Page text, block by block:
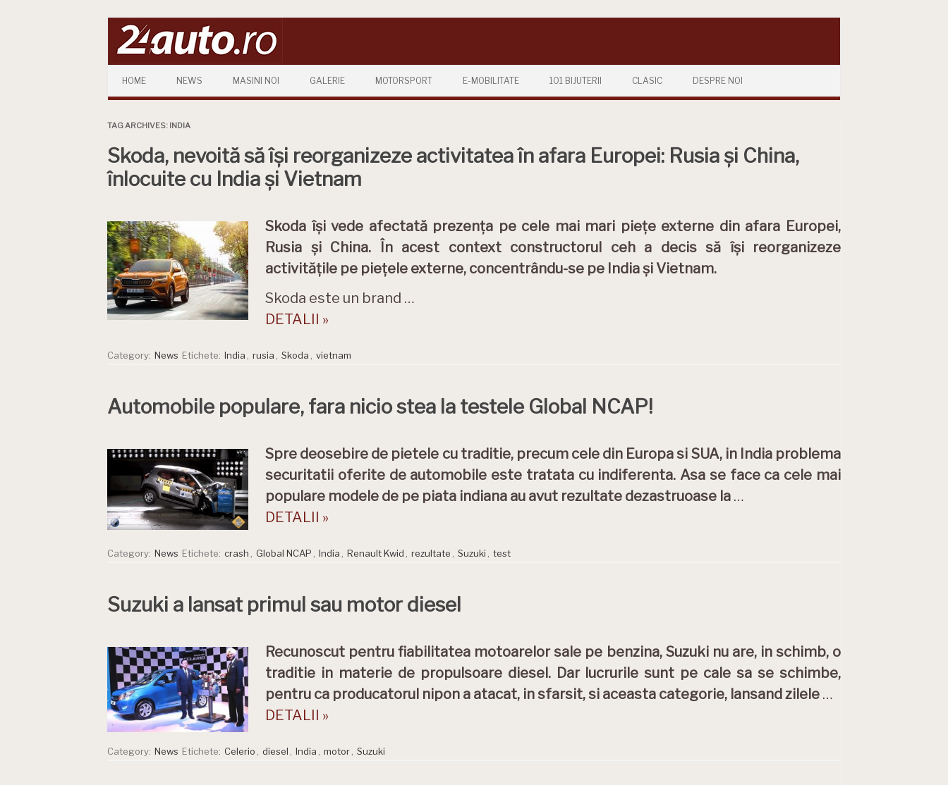
HOME NEWS MASINI NOI GALERIE MOTORSPORT E-MOBILITATE 101 BIJUTERII CLASIC DESPRE NOI
TAG ARCHIVES: INDIA
Skoda, nevoită să își reorganizeze activitatea în afara Europei: Rusia și China,
înlocuite cu India și Vietnam
Skoda își vede afectată prezența pe cele mai mari piețe externe din afara Europei,
Rusia și China. În acest context constructorul ceh a decis să își reorganizeze
activitățile pe piețele externe, concentrându-se pe India și Vietnam.
Skoda este un brand …
DETALII »
Category: News Etichete: India rusia Skoda vietnam
Automobile populare, fara nicio stea la testele Global NCAP!
Spre deosebire de pietele cu traditie, precum cele din Europa si SUA, in India problema
securitatii oferite de automobile este tratata cu indiferenta. Asa se face ca cele mai
populare modele de pe piata indiana au avut rezultate dezastruoase la …
DETALII »
Category: News Etichete: crash Global NCAP India Renault Kwid rezultate Suzuki test
Suzuki a lansat primul sau motor diesel
Recunoscut pentru fiabilitatea motoarelor sale pe benzina, Suzuki nu are, in schimb, o
traditie in materie de propulsoare diesel. Dar lucrurile sunt pe cale sa se schimbe,
pentru ca producatorul nipon a atacat, in sfarsit, si aceasta categorie, lansand zilele …
DETALII »
Category: News Etichete: Celerio diesel India motor Suzuki